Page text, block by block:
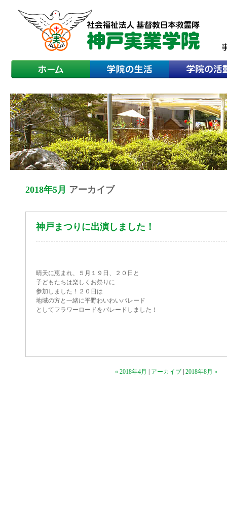
2018年5月 アーカイブ
神戸まつりに出演しました！
晴天に恵まれ、５月１９日、２０日と
子どもたちは楽しくお祭りに
参加しました！２０日は
地域の方と一緒に平野わいわいパレード
としてフラワーロードをパレードしました！
« 2018年4月 アーカイブ| 2018年8月 »